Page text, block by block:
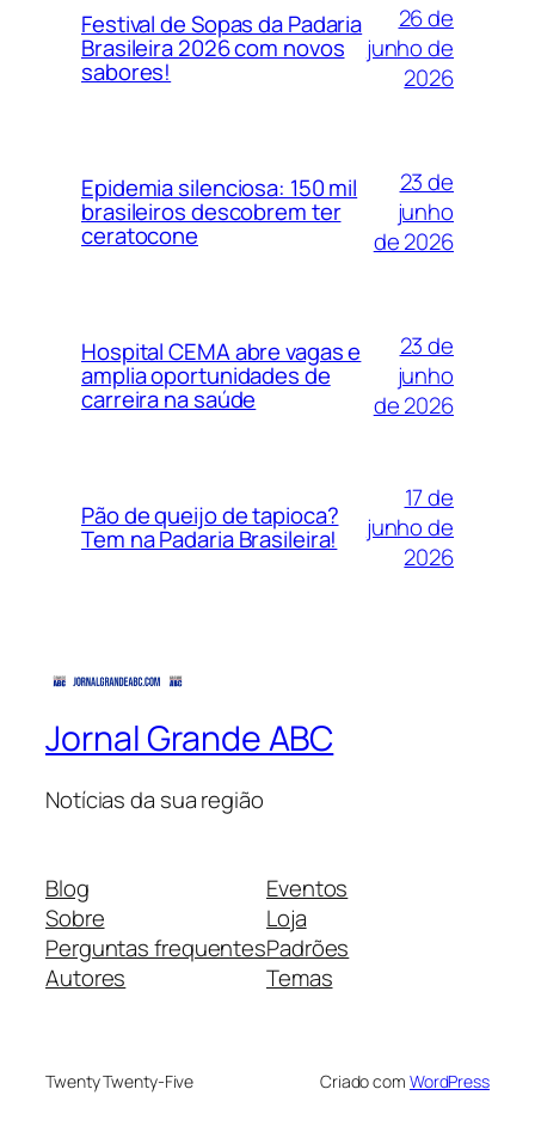
Festival de Sopas da Padaria
Brasileira 2026 com novos
sabores!
26 de
junho de
2026
Epidemia silenciosa: 150 mil
brasileiros descobrem ter
ceratocone
23 de
junho
de 2026
Hospital CEMA abre vagas e
amplia oportunidades de
carreira na saúde
23 de
junho
de 2026
Pão de queijo de tapioca?
Tem na Padaria Brasileira!
17 de
junho de
2026
Jornal Grande ABC
Notícias da sua região
Blog
Sobre
Perguntas frequentes
Autores
Eventos
Loja
Padrões
Temas
Twenty Twenty-Five Criado com WordPress